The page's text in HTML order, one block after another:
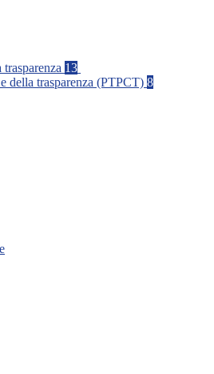
13
della trasparenza (PTPCT) 8